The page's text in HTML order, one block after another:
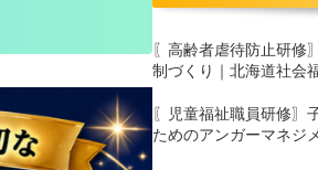
〖高齢者虐待防止研修
制づくり｜北海道社会
〖児童福祉職員研修〗
ためのアンガーマネジ